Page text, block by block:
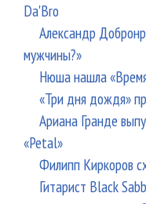
Da'Bro
Александр
мужчины?»
Нюша нашла
«Три дня дождя»
Ариана Гранде
«Petal»
Филипп Киркоров
Гитарист Black